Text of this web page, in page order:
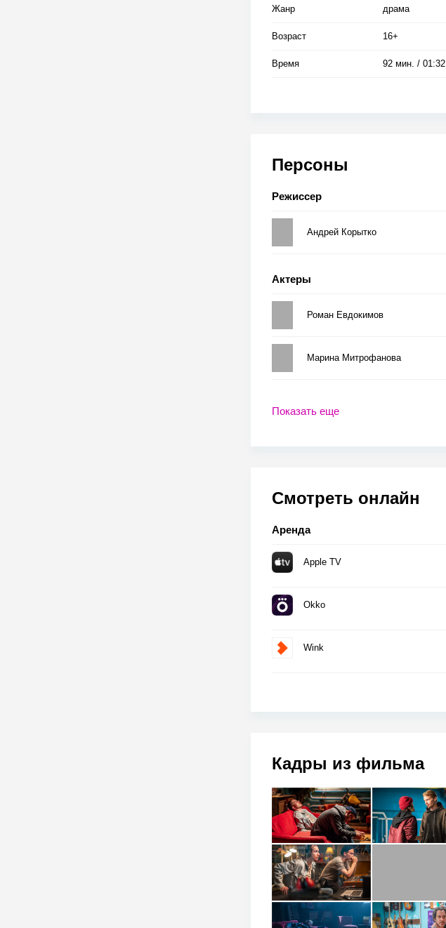
Жанр драма
Возраст 16+
Время 92 мин. / 01:32
Персоны
Режиссер
Андрей Корытко
Актеры
Роман Евдокимов
Марина Митрофанова
Показать еще
Смотреть онлайн
Аренда
Apple TV
Okko
Wink
Кадры из фильма